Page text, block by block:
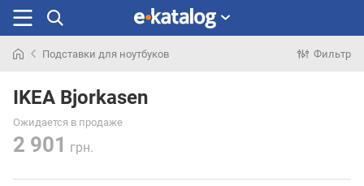
раньше
Подставки для ноутбуков Фильтр
IKEA Bjorkasen
Ожидается в продаже
2 901 грн.